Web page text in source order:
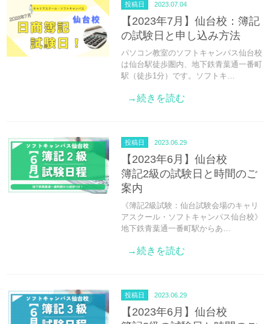
投稿日 2023.07.04
【2023年7月】仙台校：簿記
の試験日と申し込み方法
パソコン教室のソフトキャンパス仙台校
は仙台駅徒歩圏内、地下鉄青葉通一番町
駅（徒歩1分）です。ソフトキ…
→続きを読む
投稿日 2023.06.29
【2023年6月】仙台校
簿記2級の試験日と時間のご
案内
《簿記2級試験：仙台試験会場のキャリ
アスクール・ソフトキャンパス仙台校》
地下鉄青葉通一番町駅からあ…
→続きを読む
投稿日 2023.06.29
【2023年6月】仙台校